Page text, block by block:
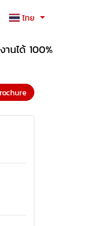
ไทย
านได้ 100%